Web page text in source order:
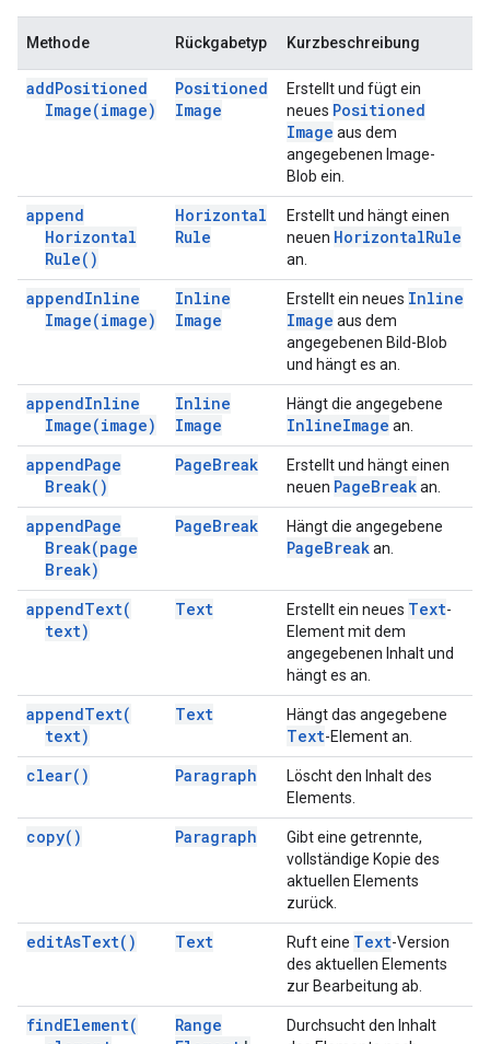
Methode Rückgabetyp Kurzbeschreibung
addPositioned
Image(image)
Positioned
Image
Erstellt und fügt ein
neues Positioned
Image aus dem
angegebenen Image-
Blob ein.
append
Horizontal
Rule( )
Horizontal
Rule
Erstellt und hängt einen
neuen HorizontalRule
an.
appendInline
Image(image)
Inline
Image
Erstellt ein neues Inline
Image aus dem
angegebenen Bild-Blob
und hängt es an.
appendInline
Image(image)
Inline
Image
Hängt die angegebene
InlineImage an.
appendPage
Break( )
PageBreak
Erstellt und hängt einen
neuen PageBreakan.
appendPage
Break(page
Break)
PageBreak Hängt die angegebene
PageBreakan.
appendText(
text)
Text Erstellt ein neues Text-
Element mit dem
angegebenen Inhalt und
hängt es an.
appendText(
text)
Text Hängt das angegebene
Text-Element an.
clear( ) Paragraph
Löscht den Inhalt des
Elements.
copy( ) Paragraph
Gibt eine getrennte,
vollständige Kopie des
aktuellen Elements
zurück.
editAsText( ) Text Ruft eine Text-Version
des aktuellen Elements
zur Bearbeitung ab.
findElement(
Range
Durchsucht den Inhalt